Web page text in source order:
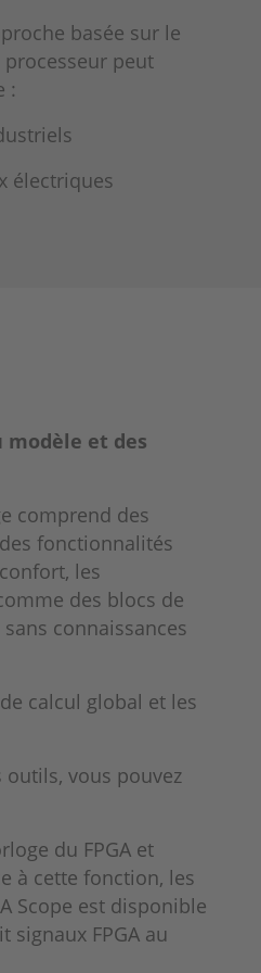
basée sur le
processeur peut
:
électriques
modèle et des
comprend des
fonctionnalités
les
des blocs de
connaissances
calcul global et les
vous pouvez
du FPGA et
à cette fonction, les
Scope est disponible
FPGA au